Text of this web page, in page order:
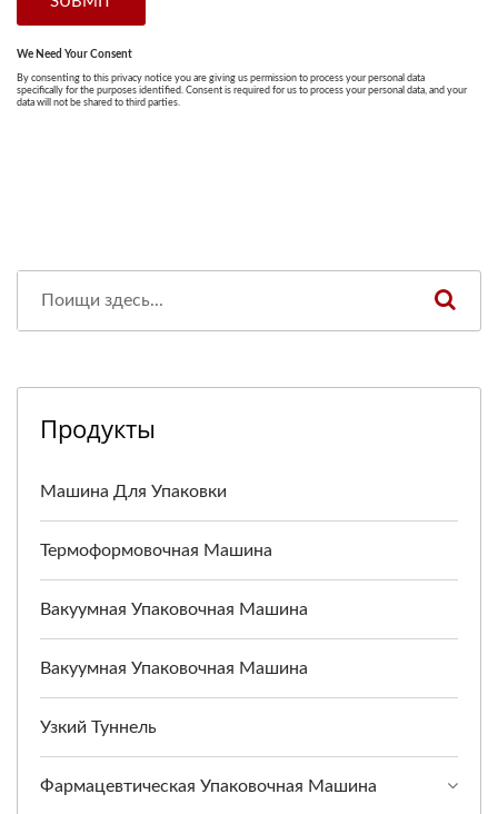
Продукты
Машина Для Упаковки
Термоформовочная Машина
Вакуумная Упаковочная Машина
Вакуумная Упаковочная Машина
Узкий Туннель
Фармацевтическая Упаковочная Машина